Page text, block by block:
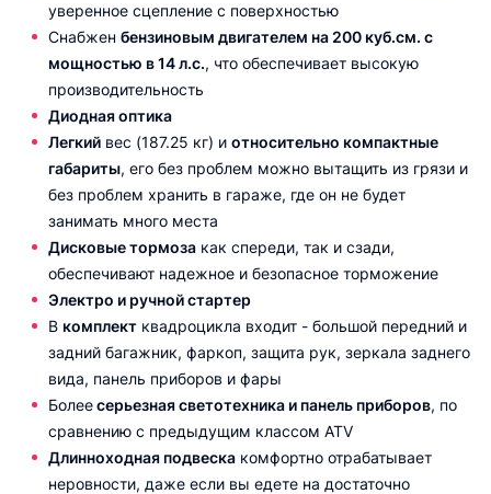
уверенное сцепление с поверхностью
Снабжен бензиновым двигателем на 200 куб.см. с
мощностью в 14 л.с., что обеспечивает высокую
производительность
Диодная оптика
Легкий вес (187.25 кг) и относительно компактные
габариты, его без проблем можно вытащить из грязи и
без проблем хранить в гараже, где он не будет
занимать много места
Дисковые тормоза как спереди, так и сзади,
обеспечивают надежное и безопасное торможение
Электро и ручной стартер
В комплект квадроцикла входит - большой передний и
задний багажник, фаркоп, защита рук, зеркала заднего
вида, панель приборов и фары
Болеесерьезная светотехника и панель приборов, по
сравнению с предыдущим классом ATV
Длинноходная подвеска комфортно отрабатывает
неровности, даже если вы едете на достаточно